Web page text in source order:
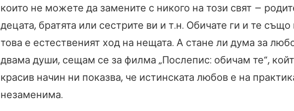
които не можете да замените с никого на този свят –
децата, братята или сестрите ви и т.н. Обичате ги и те също
това е естественият ход на нещата. А стане ли дума за
двама души, сещам се за филма „Послепис: обичам те“,
красив начин ни показва, че истинската любов е на
незаменима.